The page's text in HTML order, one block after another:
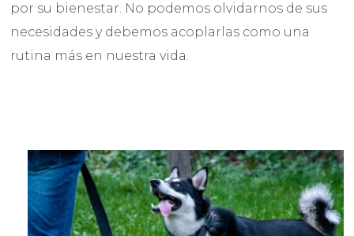
por su bienestar. No podemos olvidarnos de sus
necesidades y debemos acoplarlas como una
rutina más en nuestra vida.